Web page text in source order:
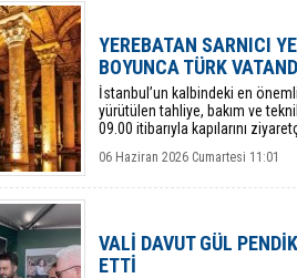
YEREBATAN SARNICI
BOYUNCA TÜRK
​İstanbul’un kalbindeki en
yürütülen tahliye, bakım ve
09.00 itibarıyla kapılarını
06 Haziran 2026 Cumartesi 11:01
VALİ DAVUT GÜL
ETTİ